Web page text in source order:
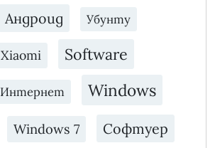
Андроид Убунту
Xiaomi Software
Интернет Windows
Windows 7 Софтуер